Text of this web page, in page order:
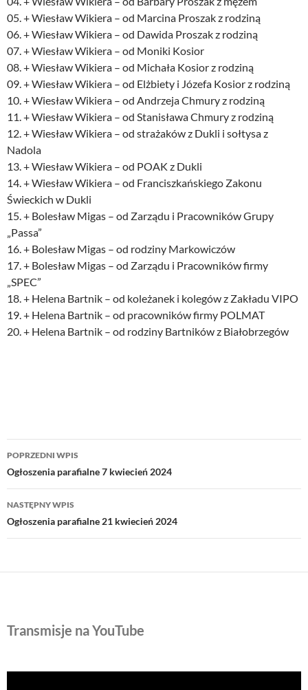
05. + Wiesław Wikiera – od Marcina Proszak z rodziną
06. + Wiesław Wikiera – od Dawida Proszak z rodziną
07. + Wiesław Wikiera – od Moniki Kosior
08. + Wiesław Wikiera – od Michała Kosior z rodziną
09. + Wiesław Wikiera – od Elżbiety i Józefa Kosior z rodziną
10. + Wiesław Wikiera – od Andrzeja Chmury z rodziną
11. + Wiesław Wikiera – od Stanisława Chmury z rodziną
12. + Wiesław Wikiera – od strażaków z Dukli i sołtysa z
Nadola
13. + Wiesław Wikiera – od POAK z Dukli
14. + Wiesław Wikiera – od Franciszkańskiego Zakonu
Świeckich w Dukli
15. + Bolesław Migas – od Zarządu i Pracowników Grupy
„Passa”
16. + Bolesław Migas – od rodziny Markowiczów
17. + Bolesław Migas – od Zarządu i Pracowników firmy
„SPEC”
18. + Helena Bartnik – od koleżanek i kolegów z Zakładu VIPO
19. + Helena Bartnik – od pracowników firmy POLMAT
20. + Helena Bartnik – od rodziny Bartników z Białobrzegów
Nawigacja
wpisu
POPRZEDNI WPIS
Ogłoszenia parafialne 7 kwiecień 2024
NASTĘPNY WPIS
Ogłoszenia parafialne 21 kwiecień 2024
Transmisje na YouTube